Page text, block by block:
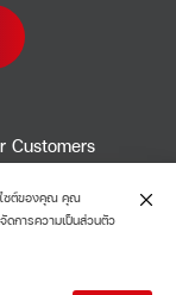
Customers
ไซต์ของคุณ คุณ
ดการความเป็นส่วนตัว